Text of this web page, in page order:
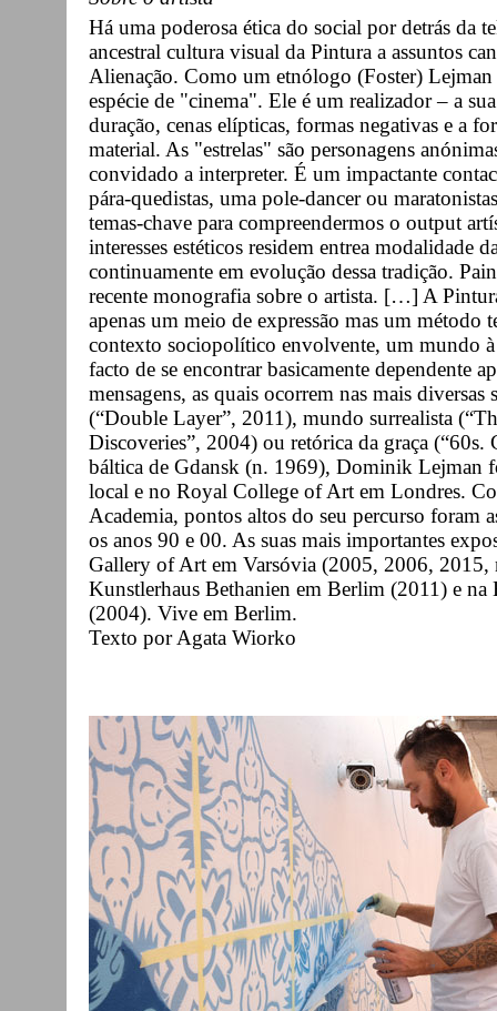
Há uma poderosa ética do social por detrás da
ancestral cultura visual da Pintura a assuntos
Alienação. Como um etnólogo (Foster)
espécie de "cinema". Ele é um realizador – a
duração, cenas elípticas, formas negativas e a
material. As "estrelas" são personagens
convidado a interpreter. É um impactante
pára-quedistas, uma pole-dancer ou
temas-chave para compreendermos o output
interesses estéticos residem entrea modalidade
continuamente em evolução dessa tradição.
recente monografia sobre o artista. […] A
apenas um meio de expressão mas um método
contexto sociopolítico envolvente, um mundo
facto de se encontrar basicamente dependente
mensagens, as quais ocorrem nas mais
(“Double Layer”, 2011), mundo surrealista
Discoveries”, 2004) ou retórica da graça (“60s.
báltica de Gdansk (n. 1969), Dominik Lejman
local e no Royal College of Art em Londres.
Academia, pontos altos do seu percurso foram
os anos 90 e 00. As suas mais importantes
Gallery of Art em Varsóvia (2005, 2006,
Kunstlerhaus Bethanien em Berlim (2011) e na
(2004). Vive em Berlim.
Texto por Agata Wiorko